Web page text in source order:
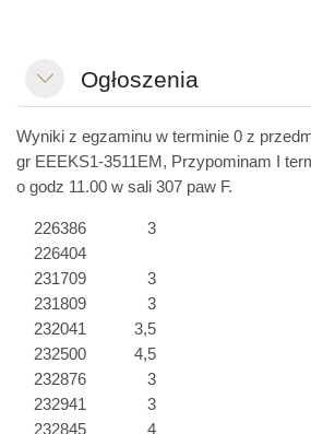
MinimizzaOgłoszenia
Wyniki z egzaminu w terminie 0 z
gr EEEKS1-3511EM, Przypominam I
o godz 11.00 w sali 307 paw F.
226386
3
226404
231709
3
231809
3
232041
3,5
232500
4,5
232876
3
232941
3
232845
4